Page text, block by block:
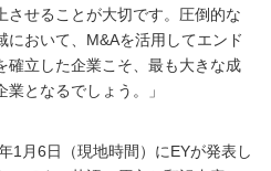
させることが大切です。圧倒的な
において、M&Aを活用してエンド
確立した企業こそ、最も大きな成
となるでしょう。」
1月6日（現地時間）にEYが発表し